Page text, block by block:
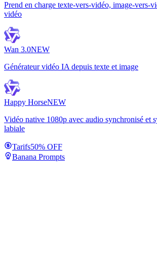
Prend en charge texte-vers-vidéo, image-vers-
vidéo
Wan 3.0NEW
Générateur vidéo IA depuis texte et image
Happy HorseNEW
Vidéo native 1080p avec audio synchronisé et
labiale
Tarifs50% OFF
Banana Prompts